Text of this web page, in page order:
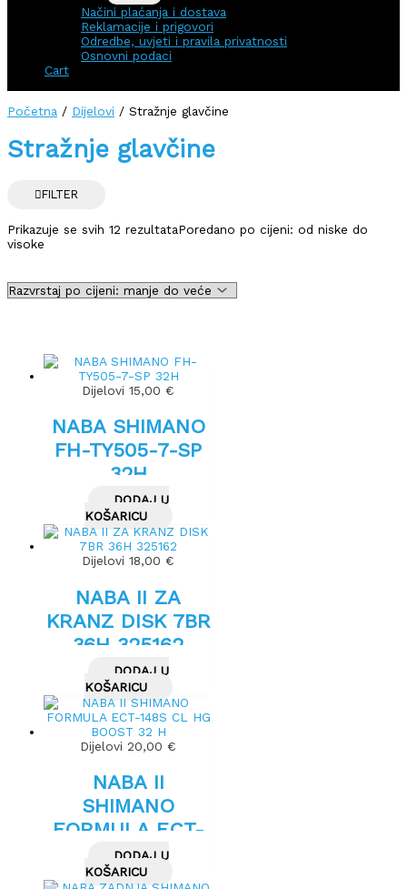
Načini plaćanja i dostava
Reklamacije i prigovori
Odredbe, uvjeti i pravila privatnosti
Osnovni podaci
Cart
Početna / Dijelovi / Stražnje glavčine
Stražnje glavčine
FILTER
Prikazuje se svih 12 rezultataPoredano po cijeni: od niske do
visoke
Dijelovi 15,00 €
NABA SHIMANO
FH-TY505-7-SP
32H
DODAJ U
KOŠARICU
Dijelovi 18,00 €
NABA II ZA
KRANZ DISK 7BR
36H 325162
DODAJ U
KOŠARICU
Dijelovi 20,00 €
NABA II
SHIMANO
FORMULA ECT-
148S CL HG
BOOST 32 H
DODAJ U
KOŠARICU